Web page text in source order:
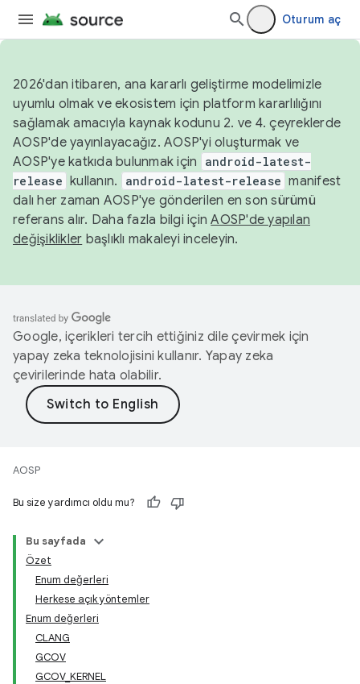
Oturum aç
2026'dan itibaren, ana kararlı geliştirme modelimizle
uyumlu olmak ve ekosistem için platform kararlılığını
sağlamak amacıyla kaynak kodunu 2. ve 4. çeyreklerde
AOSP'de yayınlayacağız. AOSP'yi oluşturmak ve
AOSP'ye katkıda bulunmak için
android-latest-
release kullanın. android-latest-release manifest
dalı her zaman AOSP'ye gönderilen en son sürümü
referans alır. Daha fazla bilgi içinAOSP'de yapılan
değişiklikler başlıklı makaleyi inceleyin.
Google, içerikleri tercih ettiğiniz dile çevirmek için
yapay zeka teknolojisini kullanır. Yapay zeka
çevirilerinde hata olabilir.
AOSP
Bu size yardımcı oldu mu?
Bu sayfada
Özet
Enum değerleri
Herkese açık yöntemler
Enum değerleri
CLANG
GCOV
GCOV_KERNEL